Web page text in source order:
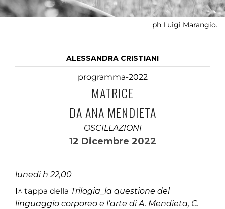
ph Luigi Marangio.
ALESSANDRA CRISTIANI
programma-2022
MATRICE
DA ANA MENDIETA
OSCILLAZIONI
12 Dicembre 2022
lunedì h 22,00
I^ tappa della Trilogia_la questione del
linguaggio corporeo e l’arte di A. Mendieta, C.